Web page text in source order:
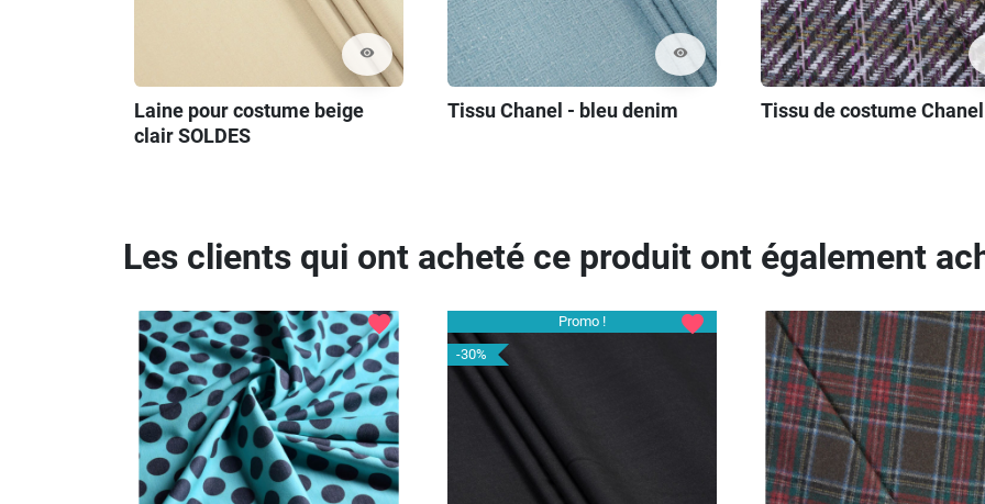
visibility
Laine pour costume beige
clair SOLDES
visibility
Tissu Chanel - bleu denim Tissu de costume Chanel
Les clients qui ont acheté ce produit ont également
favorite
Promo !
-30%
favorite